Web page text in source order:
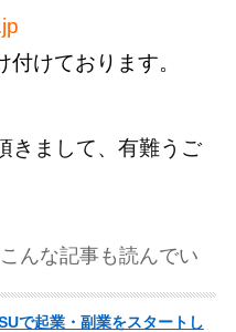
付けております。
きまして、有難うご
んな記事も読んでい
で起業・副業をスタートし